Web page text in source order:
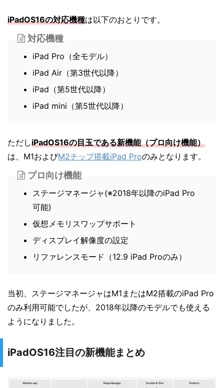
iPadOS16の対応機種は以下のおとりです。
対応機種
iPad Pro（全モデル）
iPad Air（第3世代以降）
iPad（第5世代以降）
iPad mini（第5世代以降）
ただしiPadOS16の目玉である新機能（プロ向け機能）
は、M1およびM2チップ搭載iPad Proのみとなります。
プロ向け機能
ステージマネージャ(※2018年以降のiPad Pro
可能)
仮想メモリスワップサポート
ディスプレイ解像度の設定
リファレンスモード（12.9 iPad Proのみ）
当初、ステージマネージャはM1またはM2搭載のiPad Pro
のみ利用可能でしたが、2018年以降のモデルでも使える
ようになりました。
iPadOS16注目の新機能まとめ